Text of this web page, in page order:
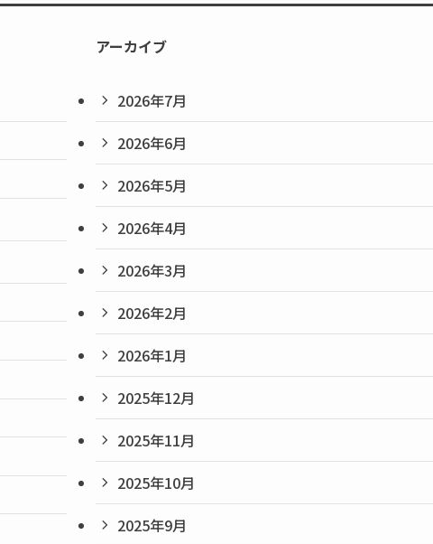
アーカイブ
2026年7月
2026年6月
2026年5月
2026年4月
2026年3月
2026年2月
2026年1月
2025年12月
2025年11月
2025年10月
2025年9月